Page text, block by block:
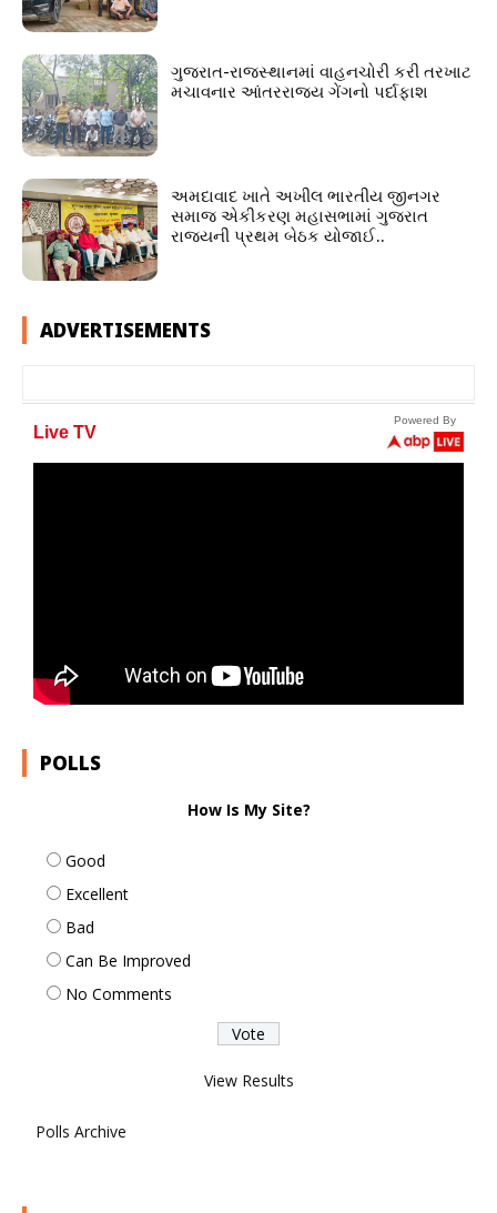
ગુજરાત-રાજસ્થાનમાં વાહનચોરી કરી તરખાટ
મચાવનાર આંતરરાજ્ય ગેંગનો પર્દાફાશ
અમદાવાદ ખાતે અખીલ ભારતીય જીનગર
સમાજ એકીકરણ મહાસભામાં ગુજરાત
રાજ્યની પ્રથમ બેઠક યોજાઈ..
ADVERTISEMENTS
POLLS
How Is My Site?
Good
Excellent
Bad
Can Be Improved
No Comments
View Results
Polls Archive